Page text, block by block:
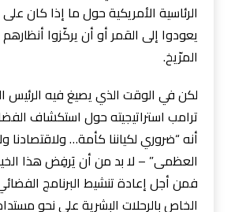
الرئاسية الأمريكية حول ما إذا كان
يعودوا إلى القمر أو أن يركّزوا
المرّيخ.
لكن في الوقت الذي يصيغ فيه الرئيس
ترامب استراتيجيته حول استكشاف
أنه “ضروري لكياننا كأمة… ولاقتصادنا
العظمى” – لا بد من أن يَرفِض هذا
فمن أجل إعادة تنشيط البرنامج
الخاص بالرحلات البشرية على نحوٍ